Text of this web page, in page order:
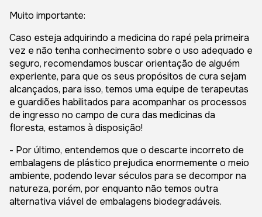
Muito importante:
Caso esteja adquirindo a medicina do rapé pela primeira
vez e não tenha conhecimento sobre o uso adequado e
seguro, recomendamos buscar orientação de alguém
experiente, para que os seus propósitos de cura sejam
alcançados, para isso, temos uma equipe de terapeutas
e guardiões habilitados para acompanhar os processos
de ingresso no campo de cura das medicinas da
floresta, estamos à disposição!
- Por último, entendemos que o descarte incorreto de
embalagens de plástico prejudica enormemente o meio
ambiente, podendo levar séculos para se decompor na
natureza, porém, por enquanto não temos outra
alternativa viável de embalagens biodegradáveis.